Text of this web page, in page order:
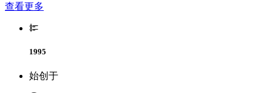
查看更多
1995
始创于